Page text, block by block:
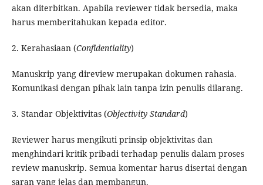
akan diterbitkan. Apabila reviewer tidak bersedia, maka
harus memberitahukan kepada editor.
2. Kerahasiaan (Confidentiality)
Manuskrip yang direview merupakan dokumen rahasia.
Komunikasi dengan pihak lain tanpa izin penulis dilarang.
3. Standar Objektivitas (Objectivity Standard)
Reviewer harus mengikuti prinsip objektivitas dan
menghindari kritik pribadi terhadap penulis dalam proses
review manuskrip. Semua komentar harus disertai dengan
saran yang jelas dan membangun.